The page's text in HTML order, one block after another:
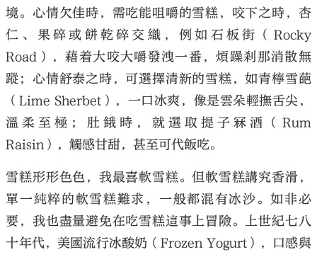
境。心情欠佳時，需吃能咀嚼的雪糕，咬下之時，杏
仁、果碎或餅乾碎交織，例如石板街（Rocky
Road），藉着大咬大嚼發洩一番，煩躁剎那消散無
蹤；心情舒泰之時，可選擇清新的雪糕，如青檸雪葩
（Lime Sherbet），一口冰爽，像是雲朵輕撫舌尖，
溫柔至極；肚餓時，就選取提子冧酒（Rum
Raisin），觸感甘甜，甚至可代飯吃。
雪糕形形色色，我最喜軟雪糕。但軟雪糕講究香滑，
單一純粹的軟雪糕難求，一般都混有冰沙。如非必
要，我也盡量避免在吃雪糕這事上冒險。上世紀七八
十年代，美國流行冰酸奶（Frozen Yogurt），口感與